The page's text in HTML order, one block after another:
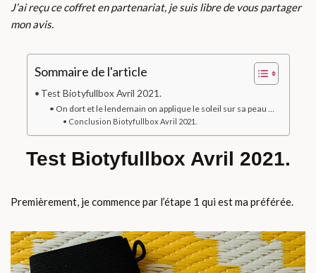
J’ai reçu ce coffret en partenariat, je suis libre de vous partager
mon avis.
Sommaire de l'article
Test Biotyfullbox Avril 2021.
On dort et le lendemain on applique le soleil sur sa peau …
Conclusion Biotyfullbox Avril 2021.
Test Biotyfullbox Avril 2021.
Premièrement, je commence par l’étape 1 qui est ma préférée.